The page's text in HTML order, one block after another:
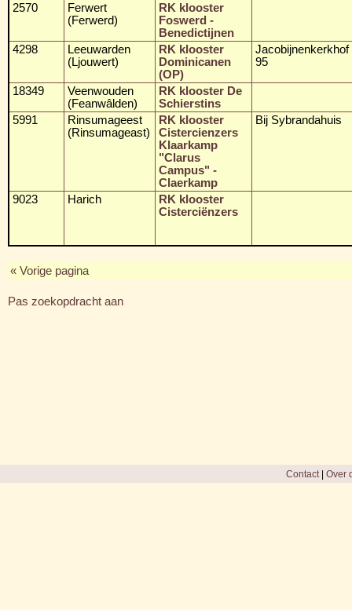
2570
Ferwert
(Ferwerd)
RK klooster
Foswerd -
Benedictijnen
4298
Leeuwarden
(Ljouwert)
RK klooster
Dominicanen
(OP)
Jacobijnenkerkhof
95
18349
Veenwouden
(Feanwâlden)
RK klooster De
Schierstins
5991
Rinsumageest
(Rinsumageast)
RK klooster
Cistercienzers
Klaarkamp
"Clarus
Campus" -
Claerkamp
Bij Sybrandahuis
9023 Harich
RK klooster
Cisterciënzers
« Vorige pagina
Pas zoekopdracht aan
Contact| Over